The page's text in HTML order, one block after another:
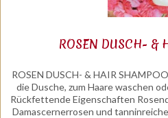
ROSEN DUSCH- &
ROSEN DUSCH- & HAIR
die Dusche, zum Haare waschen
Rückfettende Eigenschaften
Damascernerrosen und